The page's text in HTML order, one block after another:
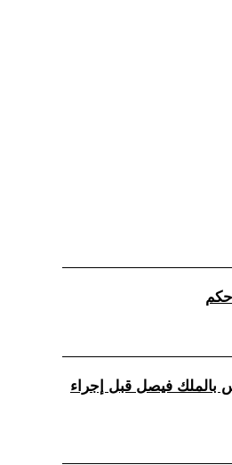
بالملك فيصل قبل إجراء